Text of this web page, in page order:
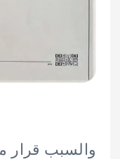
قرار مفاجئ